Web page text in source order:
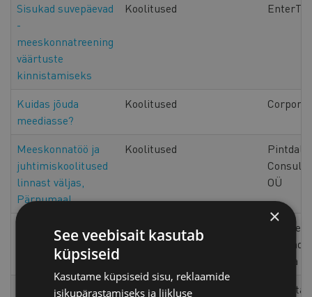
Sisukad suvepäevad
-
meeskonnatreening
väärtuste
kinnistamiseks
Koolitused
Kuidas jõuda
meediasse?
Koolitused Corpore
Meeskonnatöö ja
juhtimiskoolitused
linnast väljas,
Pärnumaal
Koolitused
Pintdaly
OÜ
Loovad tegevused
üritustel
Koolitused
Örrekese
õpitoad
(Sinka
Koja liikmele
IT ja telekommunikatsioon Elkdata
×
See veebisait kasutab
küpsiseid
Kasutame küpsiseid sisu, reklaamide
isikupärastamiseks ja liikluse